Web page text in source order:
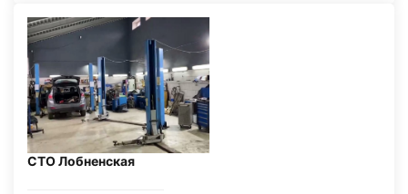
СТО Лобненская